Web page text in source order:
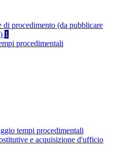
di procedimento (da pubblicare
1
procedimentali
tempi procedimentali
e acquisizione d'ufficio